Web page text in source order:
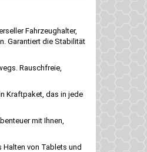
Fahrzeughalter,
Garantiert die Stabilität
Rauschfreie,
Kraftpaket, das in jede
mit Ihnen,
von Tablets und